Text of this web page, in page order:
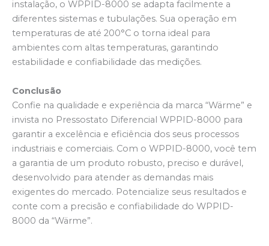
instalação, o WPPID-8000 se adapta facilmente a
diferentes sistemas e tubulações. Sua operação em
temperaturas de até 200°C o torna ideal para
ambientes com altas temperaturas, garantindo
estabilidade e confiabilidade das medições.
Conclusão
Confie na qualidade e experiência da marca “Wärme” e
invista no Pressostato Diferencial WPPID-8000 para
garantir a excelência e eficiência dos seus processos
industriais e comerciais. Com o WPPID-8000, você tem
a garantia de um produto robusto, preciso e durável,
desenvolvido para atender as demandas mais
exigentes do mercado. Potencialize seus resultados e
conte com a precisão e confiabilidade do WPPID-
8000 da “Wärme”.